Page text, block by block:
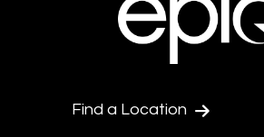
Find a Location